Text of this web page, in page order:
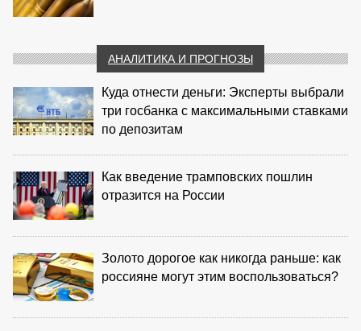
АНАЛИТИКА И ПРОГНОЗЫ
Куда отнести деньги: Эксперты выбрали
три госбанка с максимальными ставками
по депозитам
Как введение трамповских пошлин
отразится на России
Золото дорогое как никогда раньше: как
россияне могут этим воспользоваться?